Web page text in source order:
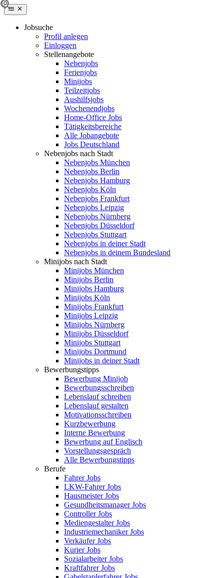
Jobsuche
Profil anlegen
Einloggen
Stellenangebote
Nebenjobs
Ferienjobs
Minijobs
Teilzeitjobs
Aushilfsjobs
Wochenendjobs
Home-Office Jobs
Tätigkeitsbereiche
Alle Jobangebote
Jobs Deutschland
Nebenjobs nach Stadt
Nebenjobs München
Nebenjobs Berlin
Nebenjobs Hamburg
Nebenjobs Köln
Nebenjobs Frankfurt
Nebenjobs Leipzig
Nebenjobs Nürnberg
Nebenjobs Düsseldorf
Nebenjobs Stuttgart
Nebenjobs in deiner Stadt
Nebenjobs in deinem Bundesland
Minijobs nach Stadt
Minijobs München
Minijobs Berlin
Minijobs Hamburg
Minijobs Köln
Minijobs Frankfurt
Minijobs Leipzig
Minijobs Nürnberg
Minijobs Düsseldorf
Minijobs Stuttgart
Minijobs Dortmund
Minijobs in deiner Stadt
Bewerbungstipps
Bewerbung Minijob
Bewerbungsschreiben
Lebenslauf schreiben
Lebenslauf gestalten
Motivationsschreiben
Kurzbewerbung
Interne Bewerbung
Bewerbung auf Englisch
Vorstellungsgespräch
Alle Bewerbungstipps
Berufe
Fahrer Jobs
LKW-Fahrer Jobs
Hausmeister Jobs
Gesundheitsmanager Jobs
Controller Jobs
Mediengestalter Jobs
Industriemechaniker Jobs
Verkäufer Jobs
Kurier Jobs
Sozialarbeiter Jobs
Kraftfahrer Jobs